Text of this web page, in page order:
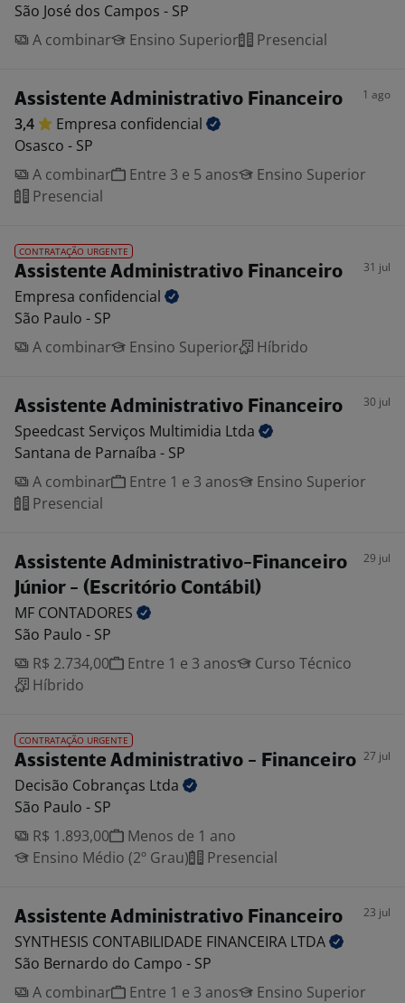
São José dos Campos - SP
A combinar
Ensino Superior Presencial
Assistente Administrativo Financeiro 1 ago
3,4 Empresa confidencial
Osasco - SP
A combinar
Entre 3 e 5 anos
Ensino Superior
Presencial
CONTRATAÇÃO URGENTE
Assistente Administrativo Financeiro 31 jul
Empresa confidencial
São Paulo - SP
A combinar
Ensino Superior Híbrido
Assistente Administrativo Financeiro 30 jul
Speedcast Serviços Multimidia Ltda
Santana de Parnaíba - SP
A combinar
Entre 1 e 3 anos
Ensino Superior
Presencial
Assistente Administrativo-Financeiro
Júnior - (Escritório Contábil)
29 jul
MF CONTADORES
São Paulo - SP
R$ 2.734,00
Entre 1 e 3 anos
Curso Técnico
Híbrido
CONTRATAÇÃO URGENTE
Assistente Administrativo - Financeiro 27 jul
Decisão Cobranças Ltda
São Paulo - SP
R$ 1.893,00
Menos de 1 ano
Ensino Médio (2º Grau)
Presencial
Assistente Administrativo Financeiro 23 jul
SYNTHESIS CONTABILIDADE FINANCEIRA LTDA
São Bernardo do Campo - SP
A combinar
Entre 1 e 3 anos
Ensino Superior